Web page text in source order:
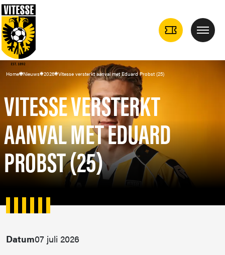
TICKETS
Menu
Home Nieuws 2026 Vitesse versterkt aanval met Eduard Probst (25)
VITESSE VERSTERKT
AANVAL MET EDUARD
PROBST (25)
Datum07 juli 2026